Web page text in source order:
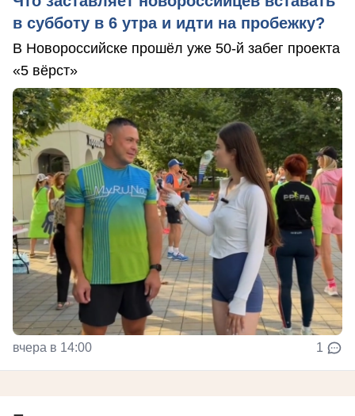
в субботу в 6 утра и идти на пробежку?
В Новороссийске прошёл уже 50-й забег проекта
«5 вёрст»
вчера в 14:00 1